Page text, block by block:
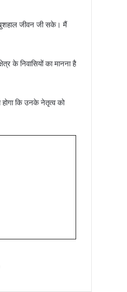
खुशहाल जीवन जी सके। मैं
के निवासियों का मानना है
होगा कि उनके नेतृत्व को